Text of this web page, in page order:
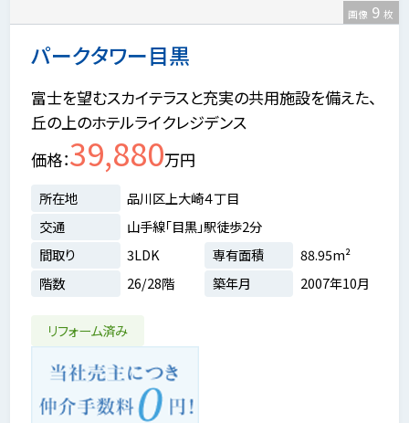
パークタワー目黒
画像 9 枚
富士を望むスカイテラスと充実の共用施設を備えた、
丘の上のホテルライクレジデンス
価格 39,880万円
所在地
品川区上大崎４丁目
交通
山手線「目黒」駅徒歩2分
間取り
3LDK 専有面積
88.95m²
階数
26/28階 築年月 2007年10月
リフォーム済み